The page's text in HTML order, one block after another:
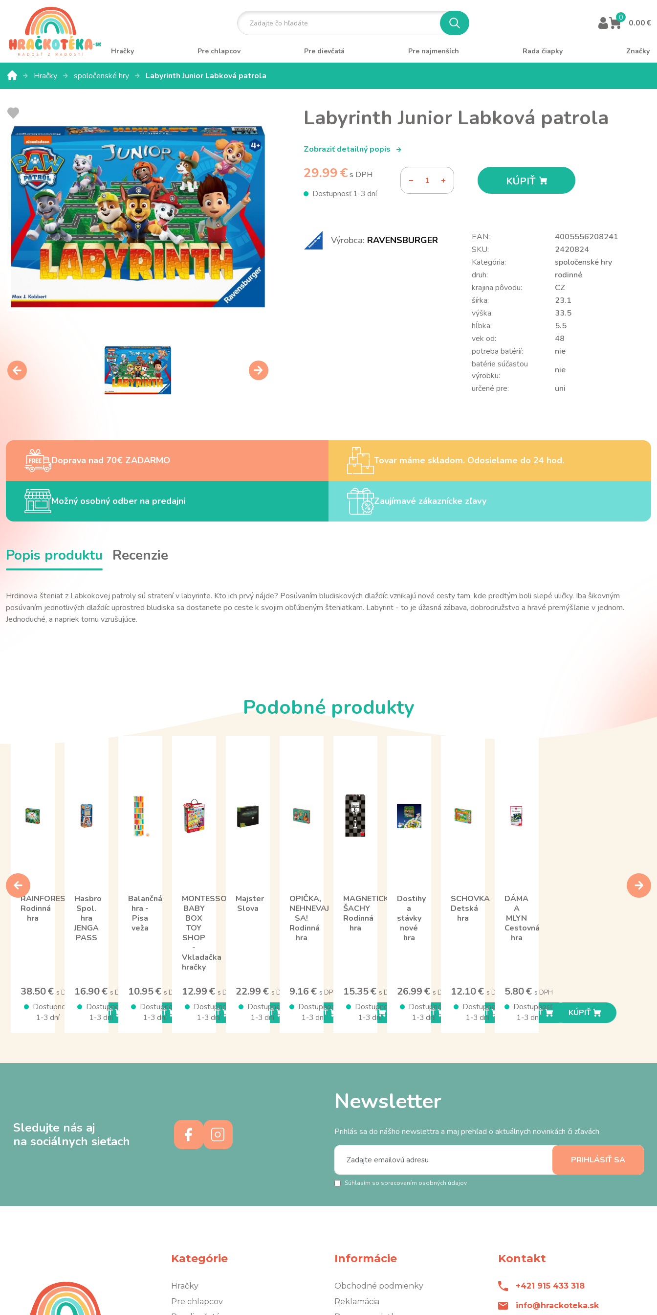
0
0.00 €
Hračky Pre chlapcov Pre dievčatá Pre najmenších Rada čiapky Značky
Hračky spoločenské hry Labyrinth Junior Labková patrola
Labyrinth Junior Labková patrola
Zobraziť detailný popis
29.99 € s DPH
Dostupnosť 1-3 dní
KÚPIŤ
Výrobca: RAVENSBURGER EAN:
4005556208241
SKU:
2420824
Kategória:
spoločenské hry
druh:
rodinné
krajina pôvodu:
CZ
šírka:
23.1
výška:
33.5
hĺbka:
5.5
vek od:
48
potreba batérií:
nie
batérie súčasťou
výrobku:
nie
určené pre:
uni
Doprava nad 70€ ZADARMO Tovar máme skladom. Odosielame do 24 hod.
Možný osobný odber na predajni Zaujímavé zákaznícke zľavy
Popis produktu Recenzie
Hrdinovia šteniat z Labkokovej patroly sú stratení v labyrinte. Kto ich prvý nájde? Posúvaním bludiskových dlaždíc vznikajú nové cesty tam, kde predtým boli slepé uličky. Iba šikovným
posúvaním jednotlivých dlaždíc uprostred bludiska sa dostanete po ceste k svojim obľúbeným šteniatkam. Labyrint - to je úžasná zábava, dobrodružstvo a hravé premýšľanie v jednom.
Jednoduché, a napriek tomu vzrušujúce.
Podobné produkty
RAINFOREST
Rodinná
hra
38.50 € s DPH
Dostupnosť
1-3 dní
KÚPIŤ
Hasbro
Spol.
hra
JENGA
PASS
16.90 € s DPH
Dostupnosť
1-3 dní
KÚPIŤ
Balančná
hra -
Pisa
veža
10.95 € s DPH
Dostupnosť
1-3 dní
KÚPIŤ
MONTESSORI
BABY
BOX
TOY
SHOP
-
Vkladačka
hračky
12.99 € s DPH
Dostupnosť
1-3 dní
KÚPIŤ
Majster
Slova
22.99 € s DPH
Dostupnosť
1-3 dní
KÚPIŤ
OPIČKA,
NEHNEVAJ
SA!
Rodinná
hra
9.16 € s DPH
Dostupnosť
1-3 dní
KÚPIŤ
MAGNETICKÉ
ŠACHY
Rodinná
hra
15.35 € s DPH
Dostupnosť
1-3 dní
KÚPIŤ
Dostihy
a
stávky
nové
hra
26.99 € s DPH
Dostupnosť
1-3 dní
KÚPIŤ
SCHOVKA
Detská
hra
12.10 € s DPH
Dostupnosť
1-3 dní
KÚPIŤ
DÁMA
A
MLYN
Cestovná
hra
5.80 € s DPH
Dostupnosť
1-3 dní
KÚPIŤ
Sledujte nás aj
na sociálnych sieťach
Newsletter
Prihlás sa do nášho newslettra a maj prehľad o aktuálnych novinkách či zľavách
Súhlasím so spracovaním osobných údajov
Kategórie
Hračky
Pre chlapcov
Informácie
Obchodné podmienky
Reklamácia
Kontakt
+421 915 433 318
info@hrackoteka.sk